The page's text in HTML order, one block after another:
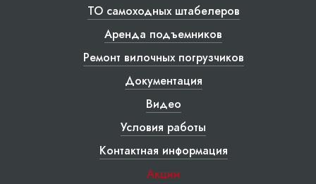
ТО самоходных штабелеров
Аренда подъемников
Ремонт вилочных погрузчиков
Документация
Видео
Условия работы
Контактная информация
Акции